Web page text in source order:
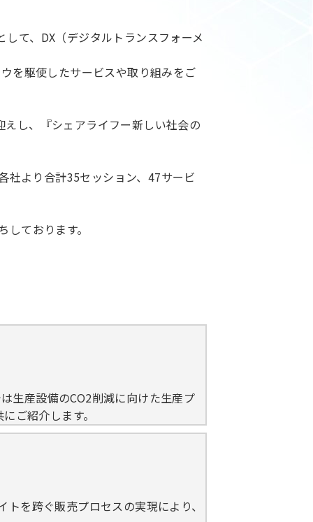
て、DX（デジタルトランスフォーメ
を駆使したサービスや取り組みをご
し、『シェアライフー新しい社会の
社より合計35セッション、47サービ
ております。
生産設備のCO2削減に向けた生産プ
ご紹介します。
を跨ぐ販売プロセスの実現により、